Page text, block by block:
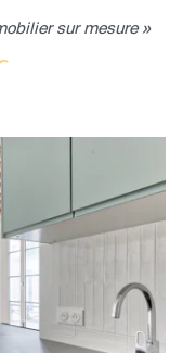
sur mesure »